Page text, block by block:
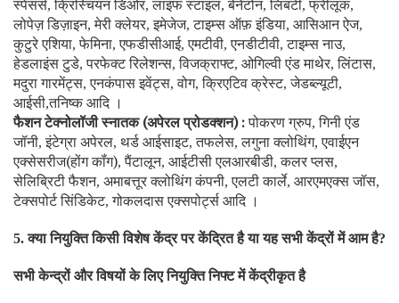
स्पेंसर्स,क्रिस्चियन डिओर,लाइफ स्टाइल,बेनेटोन,लिबर्टी,फ्रीलूक,
लोपेज़ डिज़ाइन,मेरी क्लेयर,इमेजेज,टाइम्स ऑफ़ इंडिया, आसिआन ऐज,
कुटुरे एशिया,फेमिना,एफडीसीआई,एमटीवी,एनडीटीवी,टाइम्स नाउ,
हेडलाइंस टुडे,परफेक्ट रिलेशन्स,विजक्राफ्ट, ओगिल्वी एंड माथेर,लिंटास,
मदुरा गारमेंट्स,एनकंपास इवेंट्स,वोग,क्रिएटिव क्रेस्ट,जेडब्ल्यूटी,
आईसी,तनिष्क आदि ।
फैशन टेक्नोलॉजी स्नातक (अपेरल प्रोडक्शन) : पोकरण ग्रुप,गिनी एंड
जॉनी,इंटेग्रा अपेरल, थर्ड आईसाइट,तफलेस,लगुना क्लोथिंग,एवाईएन
एक्सेसरीज(होंग कॉंग),पैंटालून, आईटीसी एलआरबीडी,कलर प्लस,
सेलिब्रिटी फैशन, अमाबत्तूर क्लोथिंग कंपनी,एलटी कार्ले, आरएमएक्स जॉस,
टेक्सपोर्ट सिंडिकेट,गोकलदास एक्सपोर्ट्स आदि ।
5.क्या नियुक्ति किसी विशेष केंद्र पर केंद्रित है या यह सभी केंद्रों में आम है?
सभी केन्द्रों और विषयों के लिए नियुक्ति निफ्ट में केंद्रीकृत है